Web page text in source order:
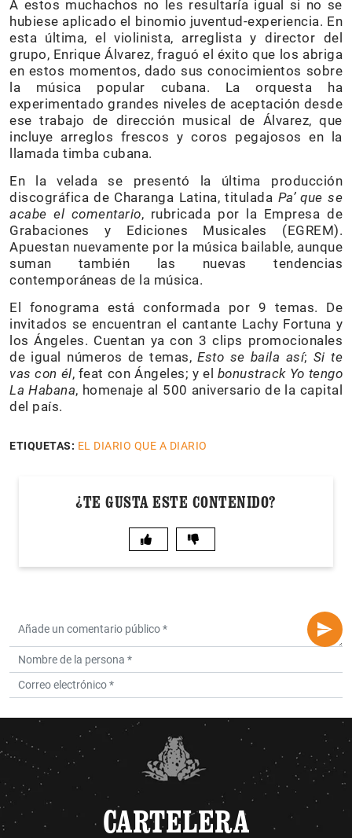
A estos muchachos no les resultaría igual si no se
hubiese aplicado el binomio juventud-experiencia. En
esta última, el violinista, arreglista y director del
grupo, Enrique Álvarez, fraguó el éxito que los abriga
en estos momentos, dado sus conocimientos sobre
la música popular cubana. La orquesta ha
experimentado grandes niveles de aceptación desde
ese trabajo de dirección musical de Álvarez, que
incluye arreglos frescos y coros pegajosos en la
llamada timba cubana.
En la velada se presentó la última producción
discográfica de Charanga Latina, titulada Pa’ que se
acabe el comentario, rubricada por la Empresa de
Grabaciones y Ediciones Musicales (EGREM).
Apuestan nuevamente por la música bailable, aunque
suman también las nuevas tendencias
contemporáneas de la música.
El fonograma está conformada por 9 temas. De
invitados se encuentran el cantante Lachy Fortuna y
los Ángeles. Cuentan ya con 3 clips promocionales
de igual números de temas,Esto se baila así; Si te
vas con él, feat con Ángeles; y el bonustrack Yo tengo
La Habana, homenaje al 500 aniversario de la capital
del país.
ETIQUETAS: EL DIARIO QUE A DIARIO
¿TE GUSTA ESTE CONTENIDO?
CARTELERA